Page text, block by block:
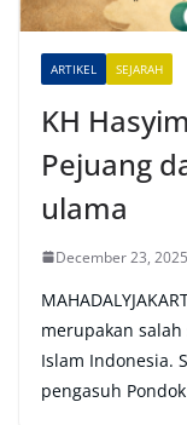
v
ARTIKEL SEJARAH
KH
Pejuang
ulama
December 23, 2025
merupakan
Islam Indonesia.
pengasuh